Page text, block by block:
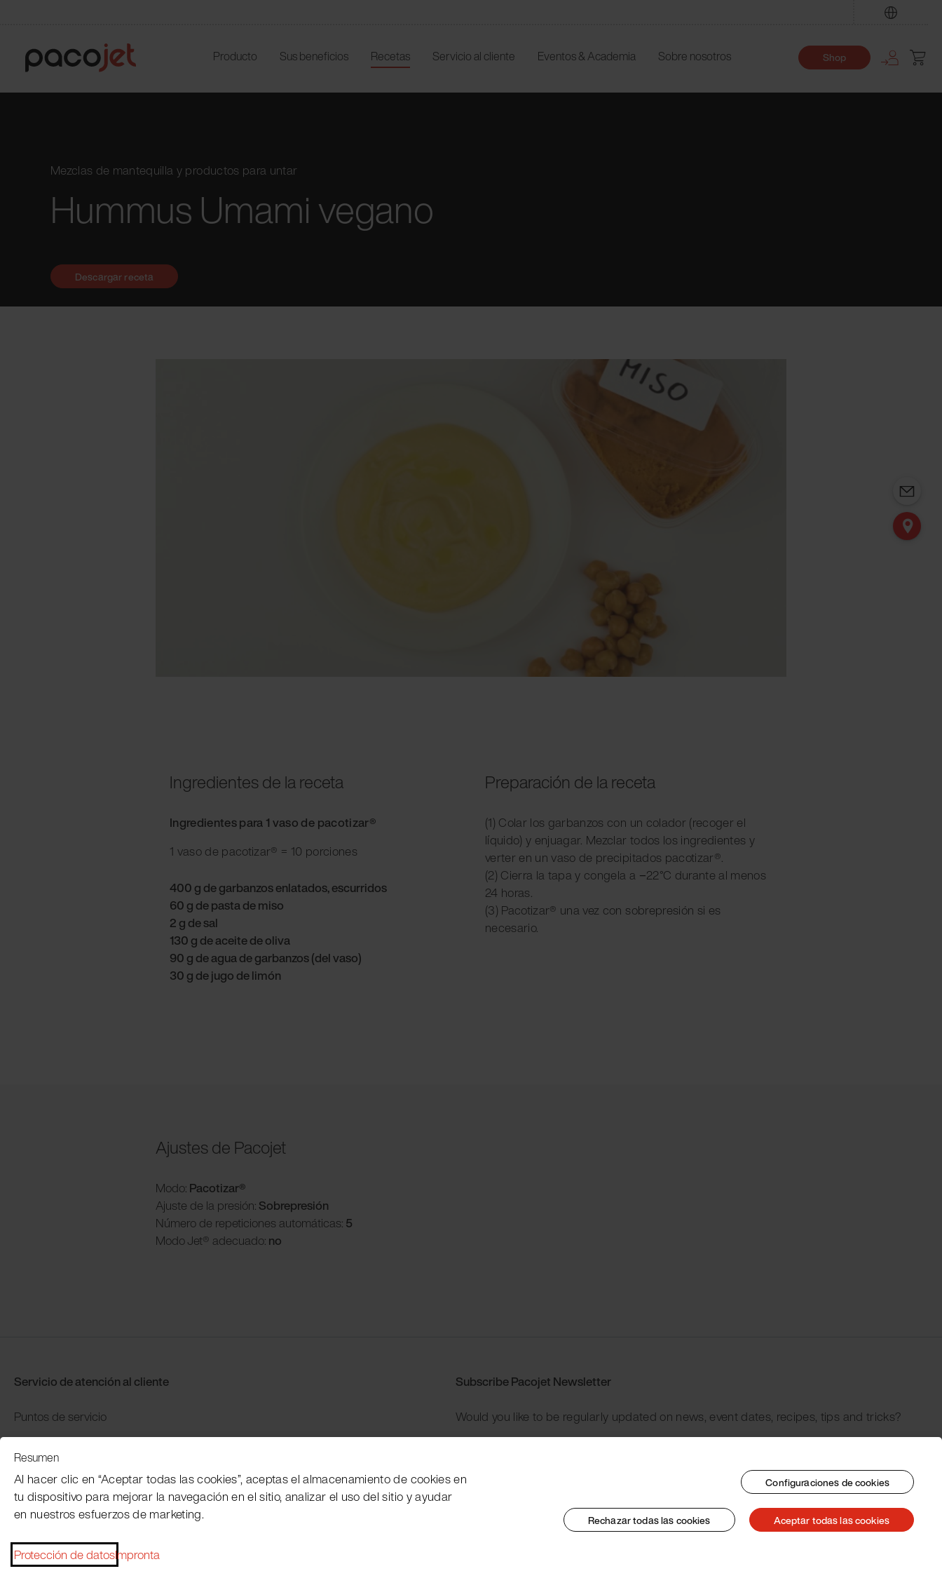
Producto Sus beneficios Recetas Servicio al cliente Eventos & Academia Sobre nosotros Shop
Mezclas de mantequilla y productos para untar
Hummus Umami vegano
Ingredientes de la receta
Ingredientes para 1 vaso de pacotizar®
1 vaso de pacotizar® = 10 porciones
400 g de garbanzos enlatados, escurridos
60 g de pasta de miso
2 g de sal
130 g de aceite de oliva
90 g de agua de garbanzos (del vaso)
30 g de jugo de limón
Preparación de la receta
(1) Colar los garbanzos con un colador (recoger el
líquido) y enjuagar. Mezclar todos los ingredientes y
verter en un vaso de precipitados pacotizar®.
(2) Cierra la tapa y congela a −22°C durante al menos
24 horas.
(3) Pacotizar® una vez con sobrepresión si es
necesario.
Ajustes de Pacojet
Modo: Pacotizar®
Ajuste de la presión: Sobrepresión
Número de repeticiones automáticas: 5
ModoJet® adecuado: no
Descargar receta
Servicio de atención al cliente
Puntos de servicio
Distributors
Garantía y devolución
Pago y envío
Subscribe Pacojet Newsletter
Would you like to be regularly updated on news, event dates, recipes, tips and tricks?
Resumen
Al hacer clic en “Aceptar todas las cookies”, aceptas el almacenamiento de cookies en
tu dispositivo para mejorar la navegación en el sitio, analizar el uso del sitio y ayudar
en nuestros esfuerzos de marketing.
Protección de datosImpronta
Configuraciones de cookies
Rechazar todas las cookies Aceptar todas las cookies